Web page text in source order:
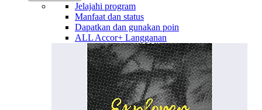
Jelajahi program
Manfaat dan status
Dapatkan dan gunakan poin
ALL Accor+ Langganan